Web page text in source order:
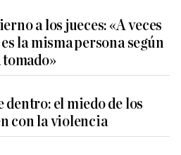
a los jueces: «A veces
la misma persona según
dentro: el miedo de los
con la violencia